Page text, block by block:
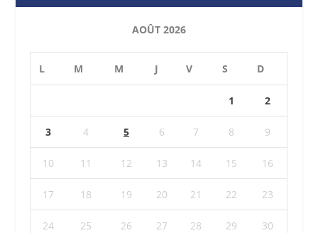
AOÛT 2026
L M M J V S D
1 2
3 4 5 6 7 8 9
10 11 12 13 14 15 16
17 18 19 20 21 22 23
24 25 26 27 28 29 30